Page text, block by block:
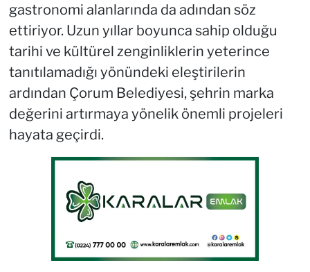
gastronomi alanlarında da adından söz
ettiriyor. Uzun yıllar boyunca sahip olduğu
tarihi ve kültürel zenginliklerin yeterince
tanıtılamadığı yönündeki eleştirilerin
ardından Çorum Belediyesi, şehrin marka
değerini artırmaya yönelik önemli projeleri
hayata geçirdi.